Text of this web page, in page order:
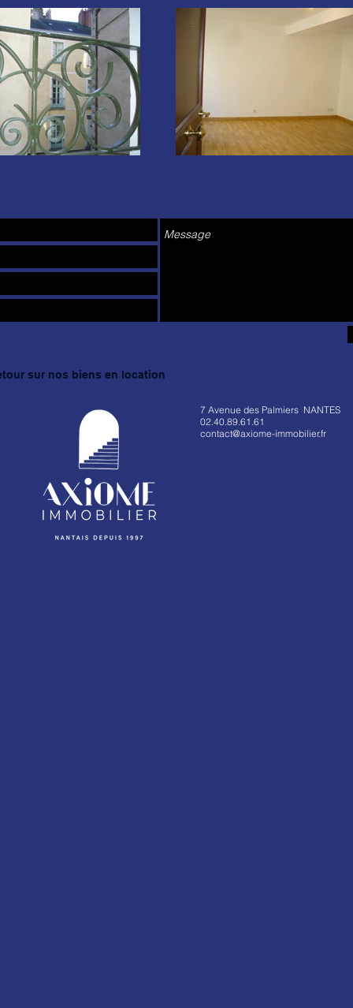
sur nos biens en location
7 Avenue des Palmiers NANTES
02.40.89.61.61
contact@axiome-immobilier.fr